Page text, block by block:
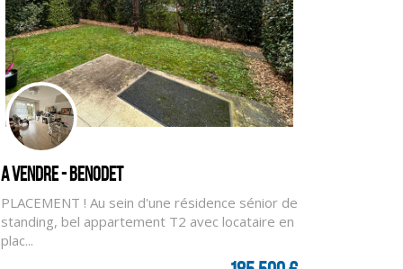
A vendre - BENODET
PLACEMENT ! Au sein d'une résidence sénior de
standing, bel appartement T2 avec locataire en
plac...